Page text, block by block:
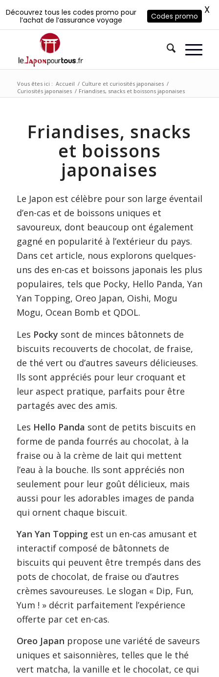
Vous êtes ici : Accueil / Culture et curiosités japonaises /
Curiosités japonaises / Friandises, snacks et boissons japonaises
Friandises, snacks
et boissons
japonaises
Le Japon est célèbre pour son large éventail
d’en-cas et de boissons uniques et
savoureux, dont beaucoup ont également
gagné en popularité à l’extérieur du pays.
Dans cet article, nous explorons quelques-
uns des en-cas et boissons japonais les plus
populaires, tels que Pocky, Hello Panda, Yan
Yan Topping, Oreo Japan, Oishi, Mogu
Mogu, Ocean Bomb et QDOL.
Les Pocky sont de minces bâtonnets de
biscuits recouverts de chocolat, de fraise,
de thé vert ou d’autres saveurs délicieuses.
Ils sont appréciés pour leur croquant et
leur aspect pratique, parfaits pour être
partagés avec des amis.
Les Hello Panda sont de petits biscuits en
forme de panda fourrés au chocolat, à la
fraise ou à la crème de lait qui mettent
l’eau à la bouche. Ils sont appréciés non
seulement pour leur goût délicieux, mais
aussi pour les adorables images de panda
qui ornent chaque biscuit.
Yan Yan Toppingest un en-cas amusant et
interactif composé de bâtonnets de
biscuits qui peuvent être trempés dans des
pots de chocolat, de fraise ou d’autres
crèmes savoureuses. Le slogan « Dip, Fun,
Yum ! » décrit parfaitement l’expérience
offerte par cet en-cas.
Oreo Japan propose une variété de saveurs
uniques et saisonnières, telles que le thé
vert matcha, la vanille et le chocolat, ce qui
Découvrez tous les codes promo pour
l’achat de l’assurance voyage
Codes promo
X